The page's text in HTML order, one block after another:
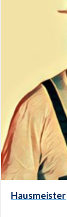
Hausmeister